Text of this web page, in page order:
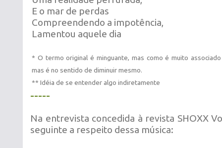
E o mar de perdas
Compreendendo a impotência,
Lamentou aquele dia
* O termo original é minguante, mas como é muito
mas é no sentido de diminuir mesmo.
** Idéia de se entender algo indiretamente
-----
Na entrevista concedida à revista SHOXX
seguinte a respeito dessa música: